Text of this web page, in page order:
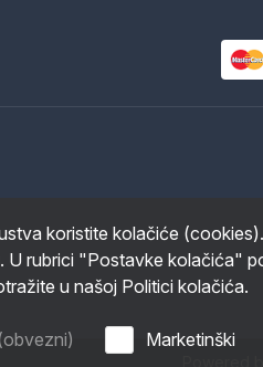
koristite kolačiće
U rubrici "Postavke kolačića"
u našoj Politici kolačića.
Marketinški